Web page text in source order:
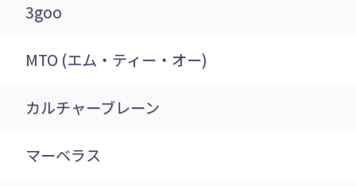
3goo
MTO (エム・ティー・オー)
カルチャーブレーン
マーベラス